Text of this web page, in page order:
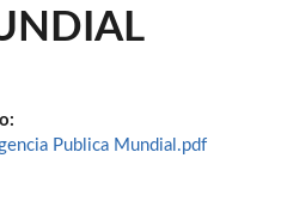
Publica Mundial.pdf